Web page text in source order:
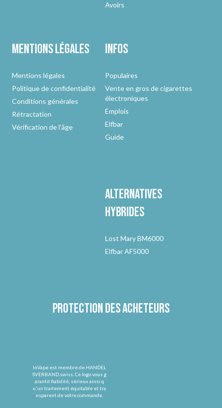
Avoirs
Mentions légales
Mentions légales
Politique de confidentialité
Conditions générales
Rétractation
Vérification de l'âge
Infos
Populaires
Vente en gros de cigarettes
électroniques
Emplois
Elfbar
Guide
Alternatives
hybrides
Lost Mary BM6000
Elfbar AF5000
Protection des acheteurs
InVape est membre de HANDEL
SVERBAND.swiss. Ce logo vous g
arantit fiabilité, sérieux ainsi q
u'un traitement équitable et tra
nsparent de votre commande.